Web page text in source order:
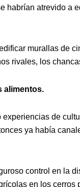
habrían atrevido
murallas de
rivales, los
alimentos.
de
ya había
control en la
en los cerros